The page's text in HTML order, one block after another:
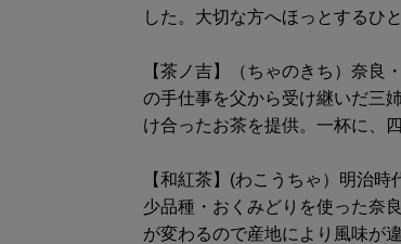
した。大切な方へほっとするひ
【茶ノ吉】（ちゃのきち）奈良
の手仕事を父から受け継いだ三
け合ったお茶を提供。一杯に、
【和紅茶】(わこうちゃ）明治
少品種・おくみどりを使った奈
が変わるので産地により風味が違